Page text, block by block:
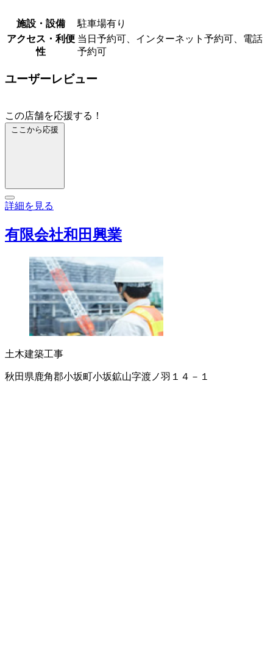
施設・設備
駐車場有り
アクセス・利便
性
当日予約可、インターネット予約可、電話
予約可
ユーザーレビュー
この店舗を応援する！
ここから応援
詳細を見る
有限会社和田興業
土木建築工事
秋田県鹿角郡小坂町小坂鉱山字渡ノ羽１４－１